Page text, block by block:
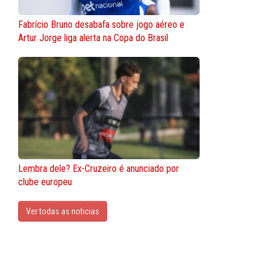
Fabrício Bruno desabafa sobre jogo aéreo e
Artur Jorge liga alerta na Copa do Brasil
Lembra dele? Ex-Cruzeiro é anunciado por
clube europeu
Ver todas as noticias